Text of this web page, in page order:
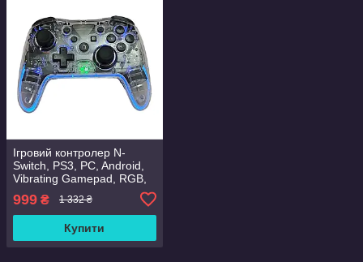
Ігровий контролер N-
Switch, PS3, PC, Android,
Vibrating Gamepad, RGB,
999 ₴ 1 332 ₴
Купити